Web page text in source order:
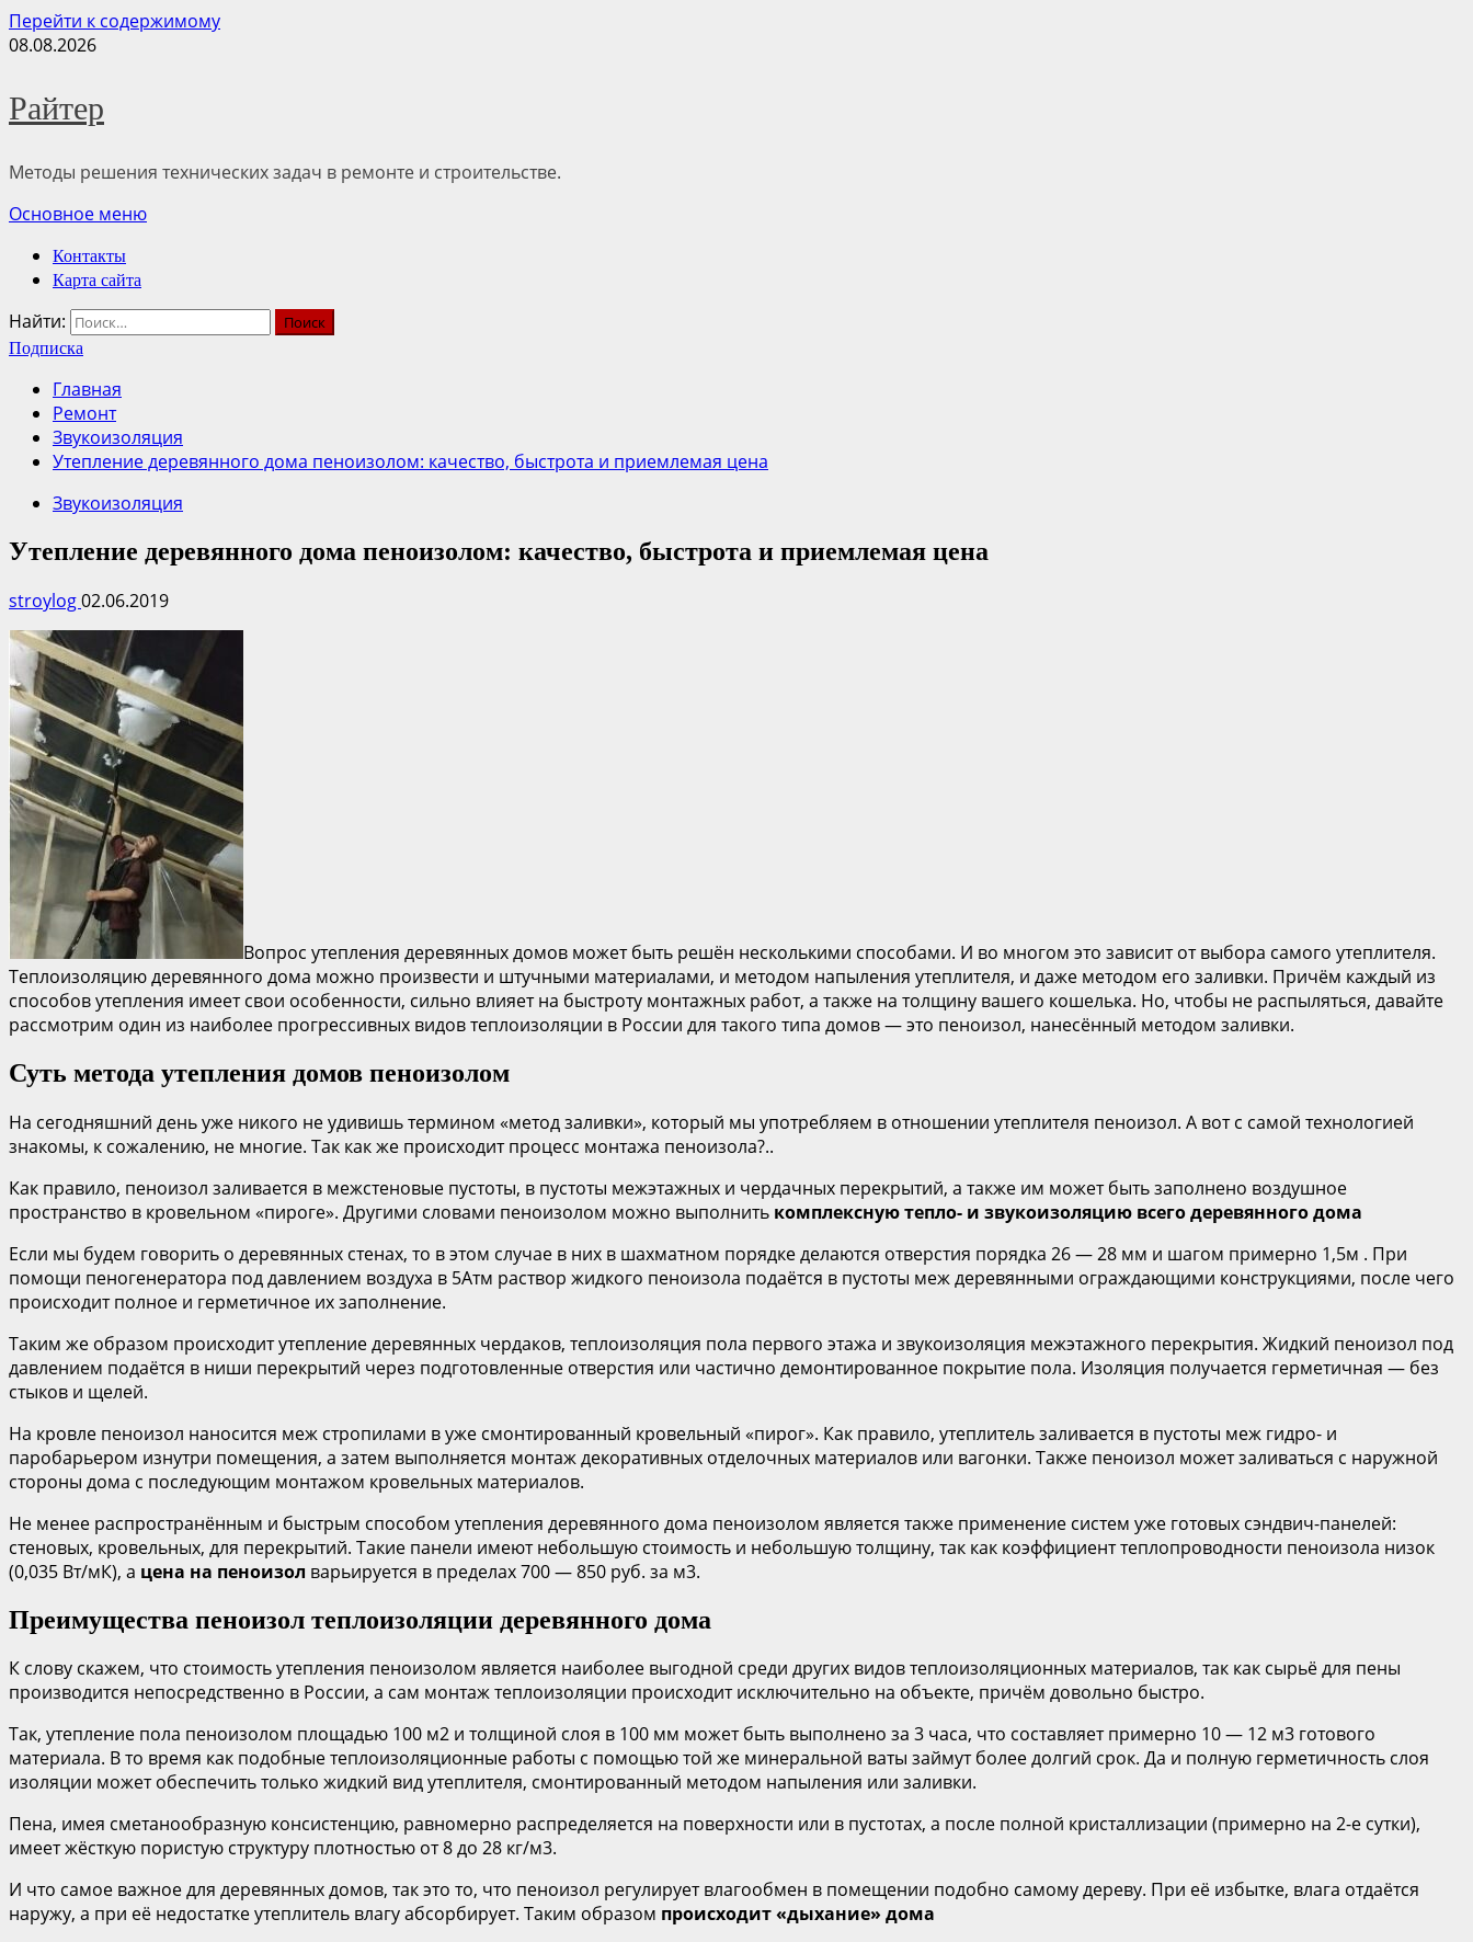
Перейти к содержимому
08.08.2026
Райтер
Методы решения технических задач в ремонте и строительстве.
Основное меню
Контакты
Карта сайта
Найти:
Подписка
Главная
Ремонт
Звукоизоляция
Утепление деревянного дома пеноизолом: качество, быстрота и приемлемая цена
Звукоизоляция
Утепление деревянного дома пеноизолом: качество, быстрота и приемлемая цена
stroylog02.06.2019
Вопрос утепления деревянных домов может быть решён несколькими способами. И во многом это зависит от выбора самого утеплителя.
Теплоизоляцию деревянного дома можно произвести и штучными материалами, и методом напыления утеплителя, и даже методом его заливки. Причём каждый из
способов утепления имеет свои особенности, сильно влияет на быстроту монтажных работ, а также на толщину вашего кошелька. Но, чтобы не распыляться, давайте
рассмотрим один из наиболее прогрессивных видов теплоизоляции в России для такого типа домов — это пеноизол, нанесённый методом заливки.
Суть метода утепления домов пеноизолом
На сегодняшний день уже никого не удивишь термином «метод заливки», который мы употребляем в отношении утеплителя пеноизол. А вот с самой технологией
знакомы, к сожалению, не многие. Так как же происходит процесс монтажа пеноизола?..
Как правило, пеноизол заливается в межстеновые пустоты, в пустоты межэтажных и чердачных перекрытий, а также им может быть заполнено воздушное
пространство в кровельном «пироге». Другими словами пеноизолом можно выполнить комплексную тепло- и звукоизоляцию всего деревянного дома
Если мы будем говорить о деревянных стенах, то в этом случае в них в шахматном порядке делаются отверстия порядка 26 — 28 мм и шагом примерно 1,5м . При
помощи пеногенератора под давлением воздуха в 5Атм раствор жидкого пеноизола подаётся в пустоты меж деревянными ограждающими конструкциями, после чего
происходит полное и герметичное их заполнение.
Таким же образом происходит утепление деревянных чердаков, теплоизоляция пола первого этажа и звукоизоляция межэтажного перекрытия. Жидкий пеноизол под
давлением подаётся в ниши перекрытий через подготовленные отверстия или частично демонтированное покрытие пола. Изоляция получается герметичная — без
стыков и щелей.
На кровле пеноизол наносится меж стропилами в уже смонтированный кровельный «пирог». Как правило, утеплитель заливается в пустоты меж гидро- и
паробарьером изнутри помещения, а затем выполняется монтаж декоративных отделочных материалов или вагонки. Также пеноизол может заливаться с наружной
стороны дома с последующим монтажом кровельных материалов.
Не менее распространённым и быстрым способом утепления деревянного дома пеноизолом является также применение систем уже готовых сэндвич-панелей:
стеновых, кровельных, для перекрытий. Такие панели имеют небольшую стоимость и небольшую толщину, так как коэффициент теплопроводности пеноизола низок
(0,035 Вт/мК), а цена на пеноизол варьируется в пределах 700 — 850 руб. за м3.
Преимущества пеноизол теплоизоляции деревянного дома
К слову скажем, что стоимость утепления пеноизолом является наиболее выгодной среди других видов теплоизоляционных материалов, так как сырьё для пены
производится непосредственно в России, а сам монтаж теплоизоляции происходит исключительно на объекте, причём довольно быстро.
Так, утепление пола пеноизолом площадью 100 м2 и толщиной слоя в 100 мм может быть выполнено за 3 часа, что составляет примерно 10 — 12 м3 готового
материала. В то время как подобные теплоизоляционные работы с помощью той же минеральной ваты займут более долгий срок. Да и полную герметичность слоя
изоляции может обеспечить только жидкий вид утеплителя, смонтированный методом напыления или заливки.
Пена, имея сметанообразную консистенцию, равномерно распределяется на поверхности или в пустотах, а после полной кристаллизации (примерно на 2-е сутки),
имеет жёсткую пористую структуру плотностью от 8 до 28 кг/м3.
И что самое важное для деревянных домов, так это то, что пеноизол регулирует влагообмен в помещении подобно самому дереву. При её избытке, влага отдаётся
наружу, а при её недостатке утеплитель влагу абсорбирует. Таким образом происходит «дыхание» дома